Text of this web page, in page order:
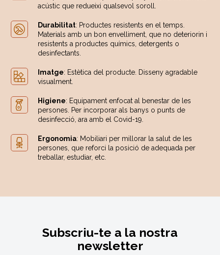
acústic que redueixi qualsevol soroll.
Durabilitat: Productes resistents en el temps.
Materials amb un bon envelliment, que no deteriorin i
resistents a productes químics, detergents o
desinfectants.
Imatge: Estètica del producte. Disseny agradable
visualment.
Higiene: Equipament enfocat al benestar de les
persones. Per incorporar als banys o punts de
desinfecció, ara amb el Covid-19.
Ergonomia: Mobiliari per millorar la salut de les
persones, que reforci la posició de adequada per
treballar, estudiar, etc.
Subscriu-te a la nostra
newsletter